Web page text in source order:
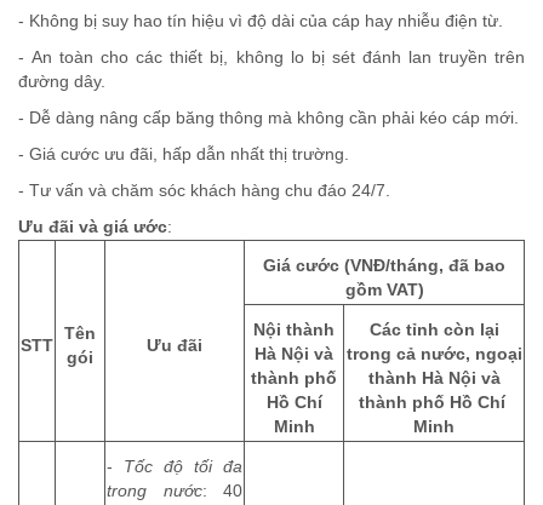
- Không bị suy hao tín hiệu vì độ dài của cáp hay nhiễu điện từ.
-An toàn cho các thiết bị, không lo bị sét đánh lan truyền trên
đường dây.
- Dễ dàng nâng cấp băng thông mà không cần phải kéo cáp mới.
- Giá cước ưu đãi, hấp dẫn nhất thị trường.
- Tư vấn và chăm sóc khách hàng chu đáo 24/7.
Ưu đãi và giá ước:
STT
Tên
gói
Ưu đãi
Giá cước (VNĐ/tháng, đã bao
gồm VAT)
Nội thành
Hà Nội và
thành phố
Hồ Chí
Minh
Các tỉnh còn lại
trong cả nước, ngoại
thành Hà Nội và
thành phố Hồ Chí
Minh
- Tốc độ tối đa
trong nước: 40